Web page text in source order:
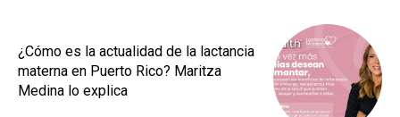
¿Cómo es la actualidad de la lactancia
materna en Puerto Rico? Maritza
Medina lo explica